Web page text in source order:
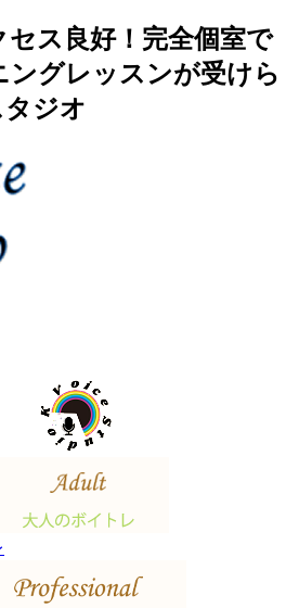
ス良好！完全個室で
ングレッスンが受けら
ジオ